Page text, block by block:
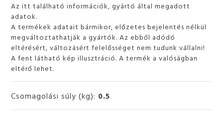
Az itt található információk, gyártó által megadott
adatok.
A termékek adatait bármikor, előzetes bejelentés nélkül
megváltoztathatják a gyártók. Az ebből adódó
eltérésért, változásért felelősséget nem tudunk vállalni!
A fent látható kép illusztráció. A termék a valóságban
eltérő lehet.
Csomagolási súly (kg): 0.5